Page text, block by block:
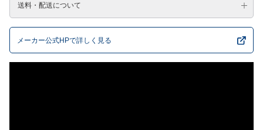
送料・配送について
メーカー公式HPで詳しく見る